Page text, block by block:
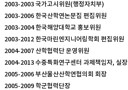
2003-2003 국가고시위원(행정자치부)
2003-2006 한국산학연논문집 편집위원
2003-2004 한국해양대학교 홍보위원
2003-2012 한국마린엔지니어링학회 편집위원
2004-2007 산학협력단 운영위원
2004-2013 수중특화연구센터 과제책임자, 실장
2005-2006 부산울산산학연협의회 회장
2005-2009 학군협력단장